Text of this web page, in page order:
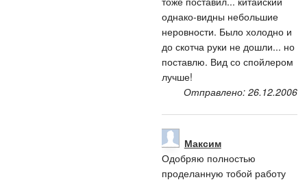
однако-видны небольшие
неровности. Было холодно и
до скотча руки не дошли... но
поставлю. Вид со спойлером
лучше!
Отправлено: 26.12.2006
Максим
Одобряю полностью
проделанную тобой работу